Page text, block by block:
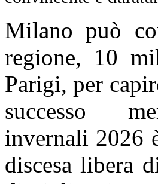
Milano può
regione, 10
Parigi, per
successo
invernali 2026
discesa libera